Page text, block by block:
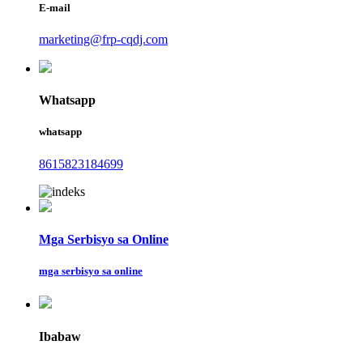
E-mail
marketing@frp-cqdj.com
Whatsapp
whatsapp
8615823184699
Mga Serbisyo sa Online
mga serbisyo sa online
Ibabaw